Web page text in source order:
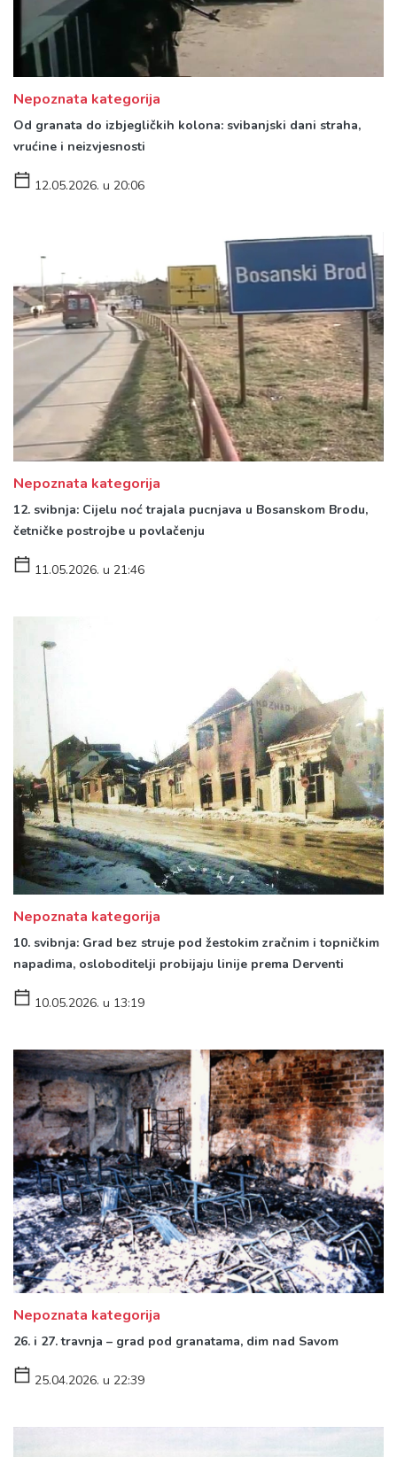
Nepoznata kategorija
Od granata do izbjegličkih kolona: svibanjski dani straha,
vrućine i neizvjesnosti
12.05.2026. u 20:06
Nepoznata kategorija
12. svibnja: Cijelu noć trajala pucnjava u Bosanskom Brodu,
četničke postrojbe u povlačenju
11.05.2026. u 21:46
Nepoznata kategorija
10. svibnja: Grad bez struje pod žestokim zračnim i topničkim
napadima, osloboditelji probijaju linije prema Derventi
10.05.2026. u 13:19
Nepoznata kategorija
26. i 27. travnja – grad pod granatama, dim nad Savom
25.04.2026. u 22:39